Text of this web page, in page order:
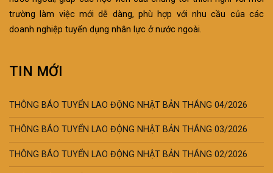
trường làm việc mới dễ dàng, phù hợp với nhu cầu của các
doanh nghiệp tuyển dụng nhân lực ở nước ngoài.
TIN MỚI
THÔNG BÁO TUYỂN LAO ĐỘNG NHẬT BẢN THÁNG 04/2026
THÔNG BÁO TUYỂN LAO ĐỘNG NHẬT BẢN THÁNG 03/2026
THÔNG BÁO TUYỂN LAO ĐỘNG NHẬT BẢN THÁNG 02/2026